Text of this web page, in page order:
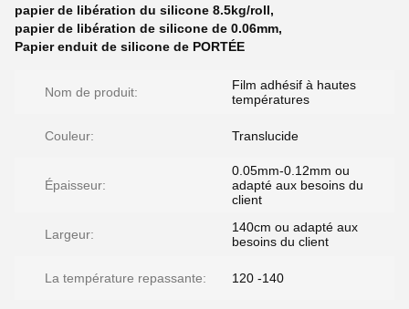
papier de libération du silicone 8.5kg/roll,
papier de libération de silicone de 0.06mm,
Papier enduit de silicone de PORTÉE
Nom de produit:
Film adhésif à hautes
températures
Couleur: Translucide
Épaisseur:
0.05mm-0.12mm ou
adapté aux besoins du
client
Largeur:
140cm ou adapté aux
besoins du client
La température repassante: 120 -140